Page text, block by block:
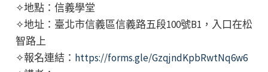
✧地點：信義學堂
✧地址：臺北市信義區信義路五段100號B1，入口在松
智路上
✧報名連結： https://forms.gle/GzqjndKpbRwtNq6w6